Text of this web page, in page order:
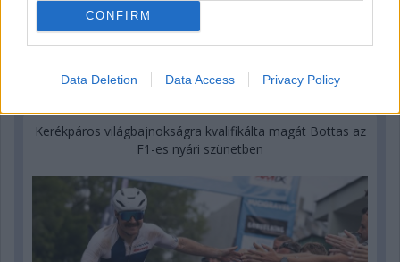
CONFIRM
Data Deletion Data Access Privacy Policy
Kerékpáros világbajnokságra kvalifikálta magát Bottas az
F1-es nyári szünetben